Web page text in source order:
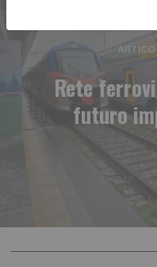
Rete
futuro